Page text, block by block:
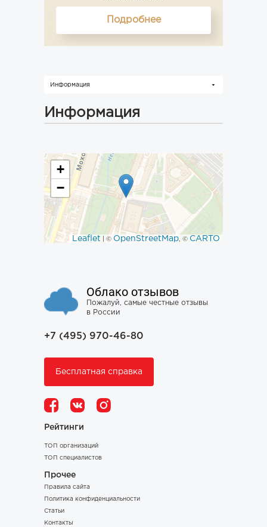
Подробнее
Информация
Информация
+
−
Leaflet | © OpenStreetMap, © CARTO
Облако отзывов
Пожалуй, самые честные отзывы
в России
+7 (495) 970-46-80
Бесплатная справка
Рейтинги
ТОП организаций
ТОП специалистов
Прочее
Правила сайта
Политика конфиденциальности
Статьи
Контакты